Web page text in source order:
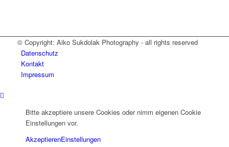
© Copyright: Aiko Sukdolak Photography - all rights reserved
Datenschutz
Kontakt
Impressum
Bitte akzeptiere unsere Cookies oder nimm eigenen Cookie
Einstellungen vor.
AkzeptierenEinstellungen